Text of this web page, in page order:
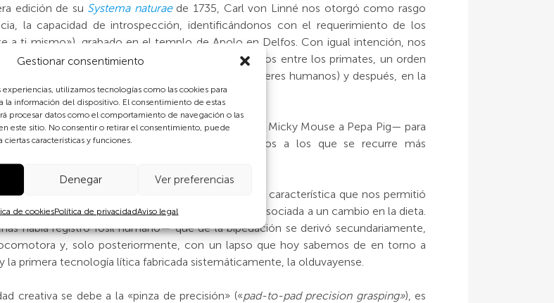
Gestionar consentimiento
experiencias, utilizamos tecnologías como las cookies para
la información del dispositivo. El consentimiento de estas
procesar datos como el comportamiento de navegación o las
este sitio. No consentir o retirar el consentimiento, puede
características y funciones.
Denegar Ver preferencias
de cookiesPolítica de privacidadAviso legal
edición de su Systema naturae de 1735, Carl von Linné nos otorgó como rasgo
la capacidad de introspección, identificándonos con el requerimiento de los
a ti mismo»), grabado en el templo de Apolo en Delfos. Con igual intención, nos
nombre de especie,Homo sapiens
, incluyéndonos entre los primates, un orden
por cuanto se asemejaban a los seres humanos) y después, en la
humanizan los personajes animados infantiles —de Micky Mouse a Pepa Pig— para
como seres humanos. Los rasgos anatómicos a los que se recurre más
de manos como las nuestras.
Man and Selection in Relation to Sex
(1871) que la característica que nos permitió
la adopción de un nuevo tipo de locomoción asociada a un cambio en la dieta.
había registro fósil humano— que de la bipedación se derivó secundariamente,
y, solo posteriormente, con un lapso que hoy sabemos de en torno a
primera tecnología lítica fabricada sistemáticamente, la olduvayense.
creativa se debe a la «pinza de precisión» («pad-to-pad precision grasping»), es